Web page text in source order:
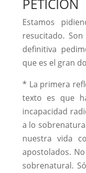
PETICIÓN
Estamos
resucitado.
definitiva
que es el gran
* La primera
texto es que
incapacidad
a lo
nuestra vida
apostolados.
sobrenatural.